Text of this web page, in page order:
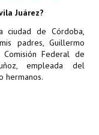
Juárez?
de Córdoba,
padres, Guillermo
Federal de
empleada del
hermanos.